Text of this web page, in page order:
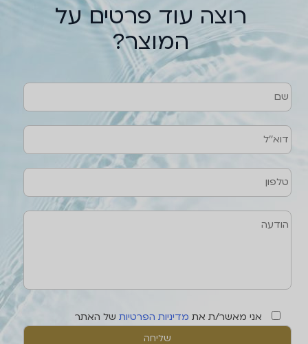
רוצה עוד פרטים על
המוצר?
שם
הודעה
דוא''ל
טלפון
אני מאשר/ת את מדיניות הפרטיות של האתר